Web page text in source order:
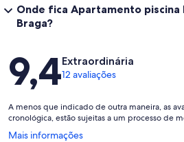
Onde fica Apartamento piscina
Braga?
Avaliações
9,4Extraordinária
12 avaliações
A menos que indicado de outra maneira, as
cronológica, estão sujeitas a um processo de
Mais informações
Abre